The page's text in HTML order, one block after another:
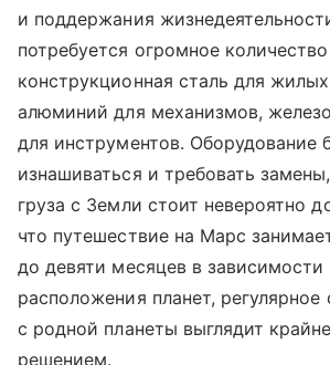
и поддержания
потребуется огромное
конструкционная сталь для
алюминий для механизмов, железо
для инструментов. Оборудование
изнашиваться и требовать
груза с Земли стоит невероятно
что путешествие на Марс
до девяти месяцев в зависимости
расположения планет, регулярное
с родной планеты выглядит
решением.